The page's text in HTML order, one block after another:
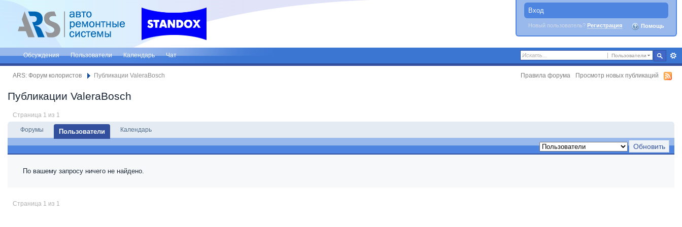
Вход
Новый пользователь? Регистрация Помощь
Пользователи
Обсуждения Пользователи Календарь Чат
ARS: Форум колористов Публикации ValeraBosch Правила форума Просмотр новых публикаций
Публикации ValeraBosch
Страница 1 из 1
Форумы Пользователи Календарь
По вашему запросу ничего не найдено.
Страница 1 из 1